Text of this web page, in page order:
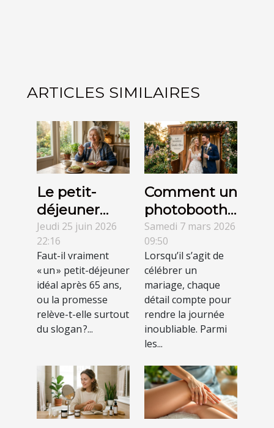
ARTICLES SIMILAIRES
Le petit-
déjeuner
idéal après
65 ans :
mythe ou
réalité ?
Jeudi 25 juin 2026
22:16
Faut-il vraiment
« un » petit-déjeuner
idéal après 65 ans,
ou la promesse
relève-t-elle surtout
du slogan ?...
Comment un
photobooth
transforme-t-
il les
mariages en
expériences
mémorables
?
Samedi 7 mars 2026
09:50
Lorsqu’il s’agit de
célébrer un
mariage, chaque
détail compte pour
rendre la journée
inoubliable. Parmi
les...